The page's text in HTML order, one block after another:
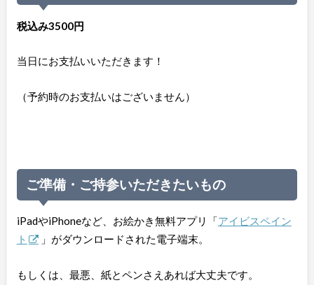
税込み3500円
当日にお支払いいただきます！
（予約時のお支払いはございません）
ご準備・ご持参いただきたいもの
iPadやiPhoneなど、お絵かき無料アプリ「アイビスペイン
ト
」がダウンロードされた電子端末。
もしくは、最悪、紙とペンさえあれば大丈夫です。